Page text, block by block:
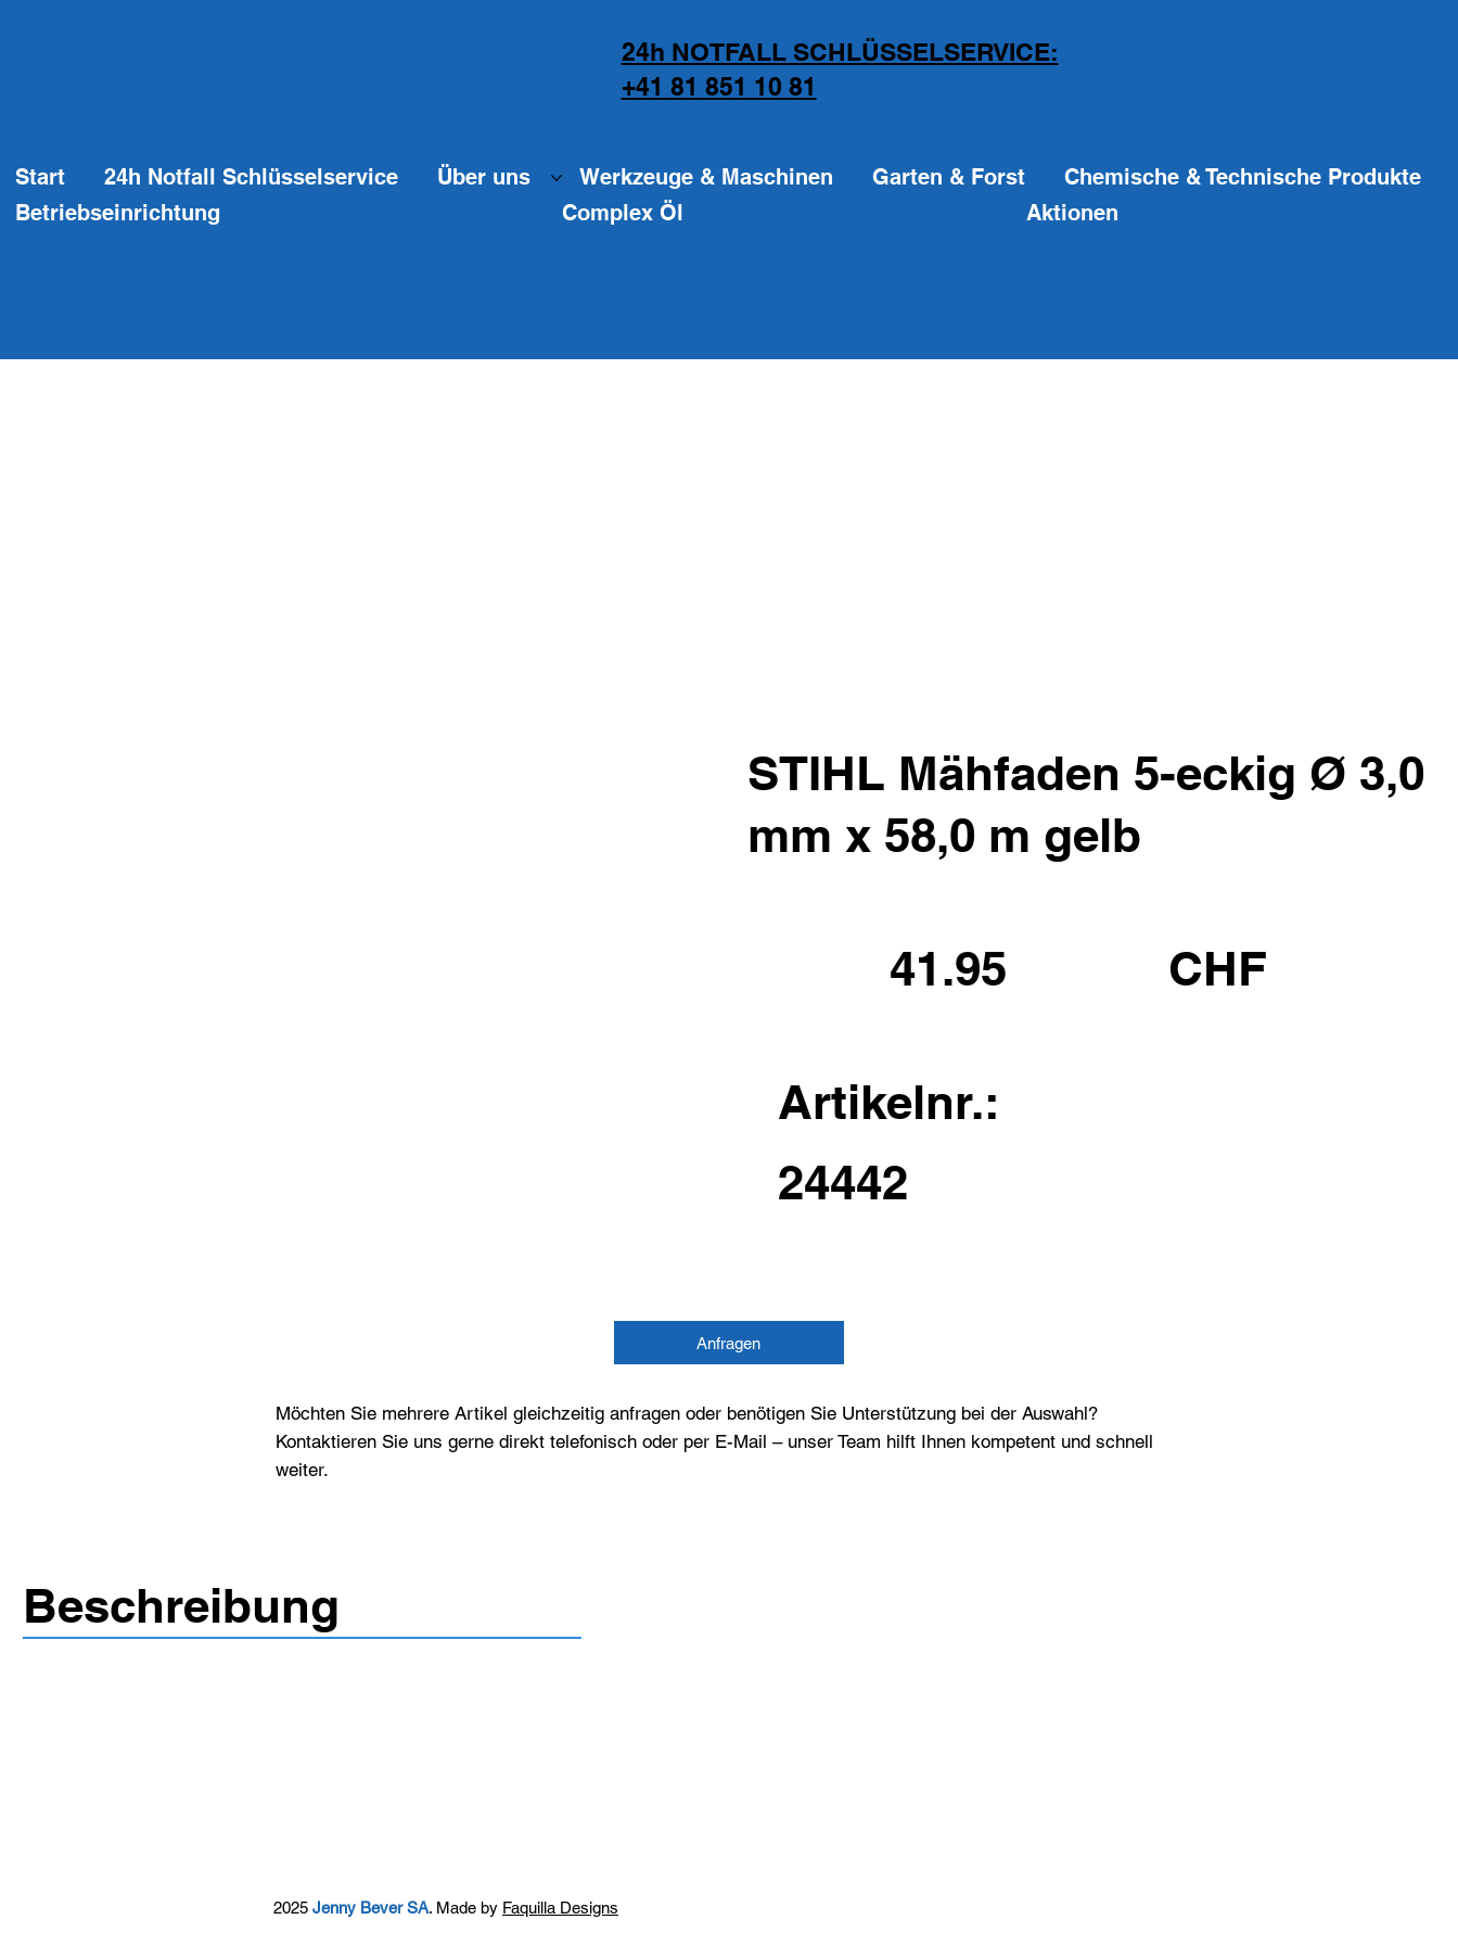
24h NOTFALL SCHLÜSSELSERVICE:
+41 81 851 10 81
Start 24h Notfall Schlüsselservice Über uns Werkzeuge & Maschinen Garten & Forst
Chemische & Technische Produkte
Betriebseinrichtung
Complex Öl Aktionen
STIHL Mähfaden 5-eckig Ø 3,0
mm x 58,0 m gelb
41.95 CHF
Artikelnr.:
24442
Anfragen
Möchten Sie mehrere Artikel gleichzeitig anfragen oder benötigen Sie Unterstützung bei der Auswahl?
Kontaktieren Sie uns gerne direkt telefonisch oder per E-Mail – unser Team hilft Ihnen kompetent und schnell
weiter.
Beschreibung
2025 Jenny Bever SA. Made by Faquilla Designs